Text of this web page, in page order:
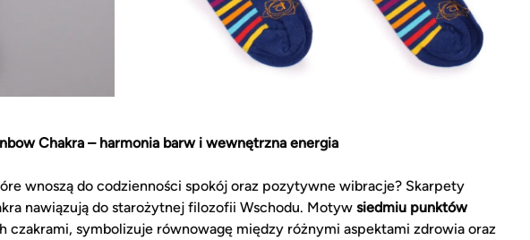
Chakra – harmonia barw i wewnętrzna energia
wnoszą do codzienności spokój oraz pozytywne wibracje? Skarpety
nawiązują do starożytnej filozofii Wschodu. Motyw siedmiu punktów
czakrami, symbolizuje równowagę między różnymi aspektami zdrowia oraz